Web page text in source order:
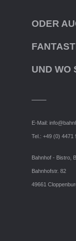
ODER
UND WO
E-Mail:
Tel.: +49 (0) 4471
Bahnhof - Bistro,
Bahnhofstr. 82
49661